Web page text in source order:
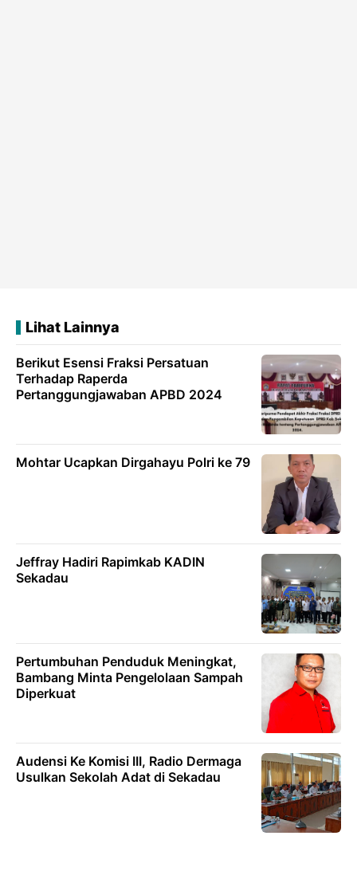
Lihat Lainnya
Berikut Esensi Fraksi Persatuan
Terhadap Raperda
Pertanggungjawaban APBD 2024
Mohtar Ucapkan Dirgahayu Polri ke 79
Jeffray Hadiri Rapimkab KADIN
Sekadau
Pertumbuhan Penduduk Meningkat,
Bambang Minta Pengelolaan Sampah
Diperkuat
Audensi Ke Komisi III, Radio Dermaga
Usulkan Sekolah Adat di Sekadau